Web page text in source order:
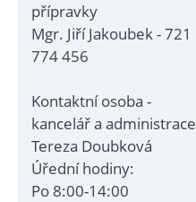
přípravky
Mgr. Jiří Jakoubek - 721
774 456
Kontaktní osoba -
kancelář a administrace
Tereza Doubková
Úřední hodiny:
Po 8:00-14:00